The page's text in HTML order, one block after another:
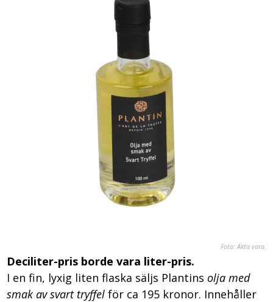
Foto: Äkta vara.
Deciliter-pris borde vara liter-pris.
I en fin, lyxig liten flaska säljs Plantinsolja med
smak av svart tryffel för ca 195 kronor. Innehåller